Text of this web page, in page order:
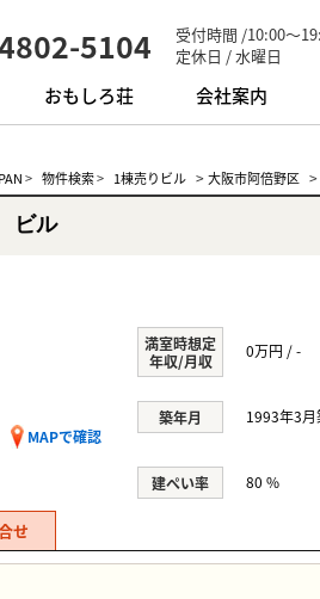
5104
受付時間 /10:00～
定休日 / 水曜日
おもしろ荘 会社案内
> 物件検索> 1棟売りビル >大阪市阿倍野区 >
ビル
満室時想定
年収/月収
0万円 / -
MAPで確認
築年月 1993年3
建ぺい率 80 %
せ